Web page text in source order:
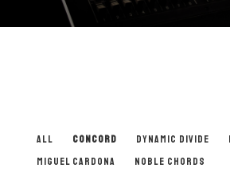
ALL CONCORD DYNAMIC DIVIDE
MIGUEL CARDONA
NOBLE CHORDS